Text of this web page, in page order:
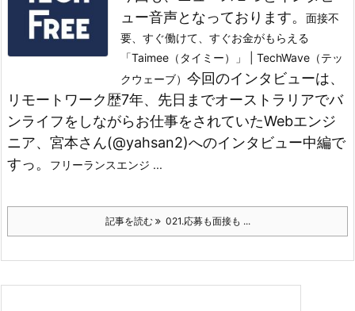
ュー音声となっております。
面接不
要、すぐ働けて、すぐお金がもらえる
「Taimee（タイミー）」 | TechWave（テッ
クウェーブ） 今回のインタビューは、
リモートワーク歴7年、先日までオーストラリアでバ
ンライフをしながらお仕事をされていたWebエンジ
ニア、宮本さん(@yahsan2)へのインタビュー中編で
すっ。
フリーランスエンジ ...
記事を読む 021.応募も面接も ...